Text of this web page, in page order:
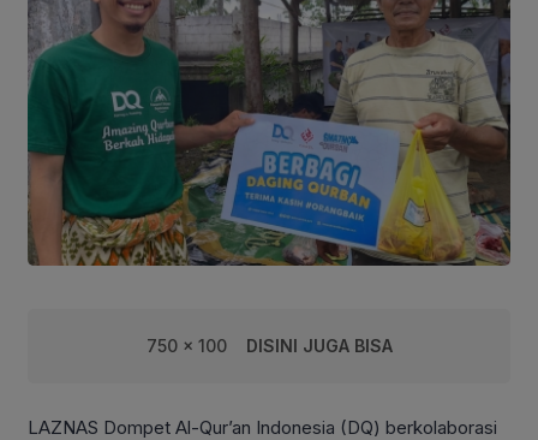
750 x 100 DISINI JUGA BISA
LAZNAS Dompet Al-Qur’an Indonesia (DQ) berkolaborasi